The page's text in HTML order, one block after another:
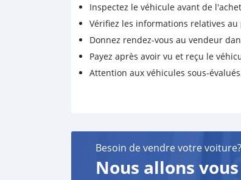
Inspectez le véhicule avant de
Vérifiez les informations relatives
Donnez rendez-vous au vendeur
Payez après avoir vu et reçu le
Attention aux véhicules sous-
Besoin de vendre votre voiture?
Nous allons